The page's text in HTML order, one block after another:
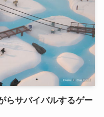
らサバイバルするゲー